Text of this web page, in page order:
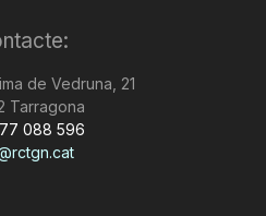
de Vedruna, 21
Tarragona
088 596